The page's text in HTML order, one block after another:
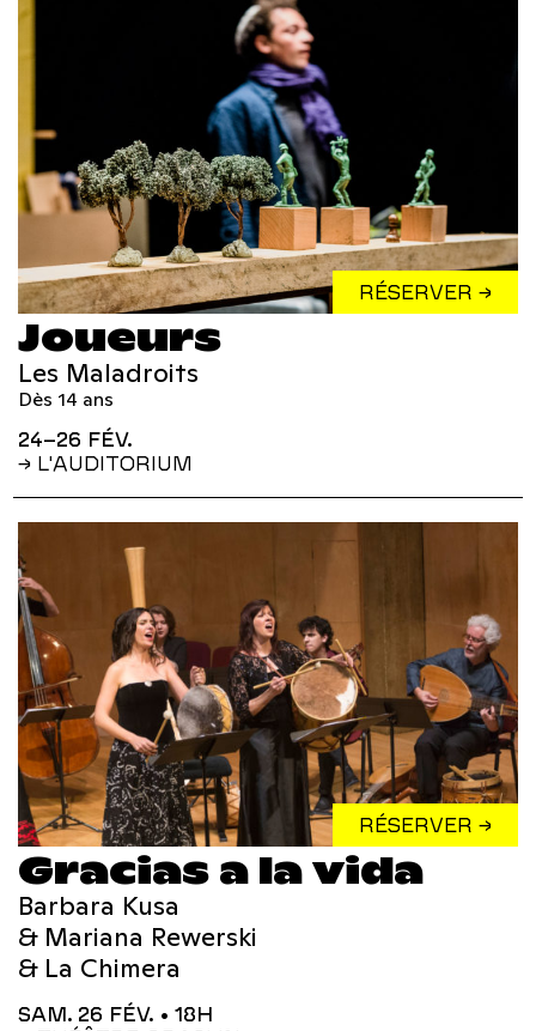
RÉSERVER →
Joueurs
Les Maladroits
Dès 14 ans
24–26 FÉV.
→ L'AUDITORIUM
RÉSERVER →
Gracias a la vida
Barbara Kusa
& Mariana Rewerski
& La Chimera
SAM. 26 FÉV. • 18H